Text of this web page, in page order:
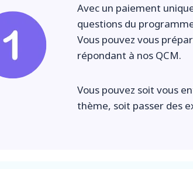
Avec un paiement
questions du
Vous pouvez vous
répondant à nos QCM.
Vous pouvez soit vous
thème, soit passer des